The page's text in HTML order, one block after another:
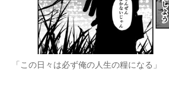
「この日々は必ず俺の人生の糧になる」